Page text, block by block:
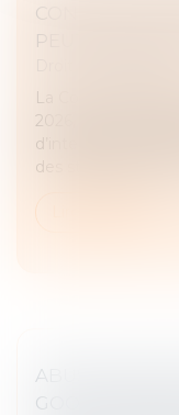
CONTRAT
PEUT EN
La Cour de
2026, est venue
d’interprétation
des stipulations
ABUS DE
GOOGLE